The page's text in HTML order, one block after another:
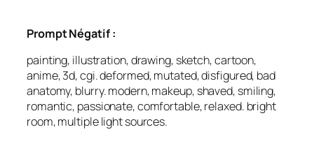
Prompt Négatif :
painting, illustration, drawing, sketch, cartoon,
anime, 3d, cgi. deformed, mutated, disfigured, bad
anatomy, blurry. modern, makeup, shaved, smiling,
romantic, passionate, comfortable, relaxed. bright
room, multiple light sources.